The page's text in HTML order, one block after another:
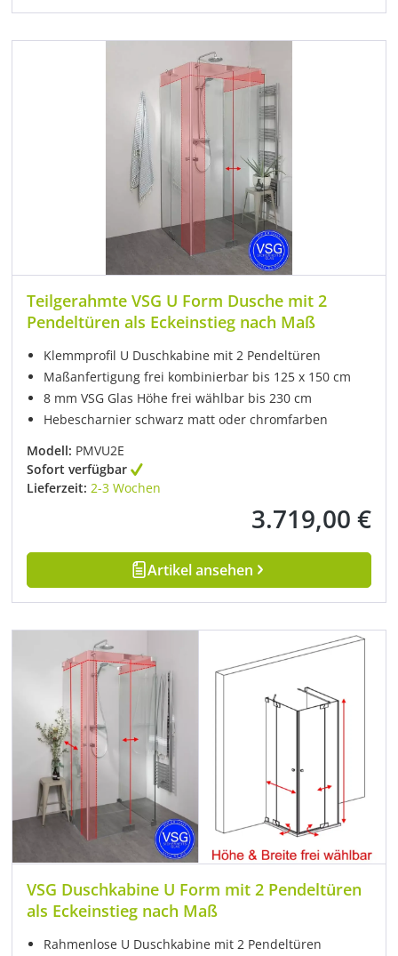
Teilgerahmte VSG U Form Dusche mit 2
Pendeltüren als Eckeinstieg nach Maß
Klemmprofil U Duschkabine mit 2 Pendeltüren
Maßanfertigung frei kombinierbar bis 125 x 150 cm
8 mm VSG Glas Höhe frei wählbar bis 230 cm
Hebescharnier schwarz matt oder chromfarben
Modell: PMVU2E
Sofort verfügbar
Lieferzeit: 2-3 Wochen
Regulärer Preis:
3.719,00 €
Artikel ansehen
VSG Duschkabine U Form mit 2 Pendeltüren
als Eckeinstieg nach Maß
Rahmenlose U Duschkabine mit 2 Pendeltüren